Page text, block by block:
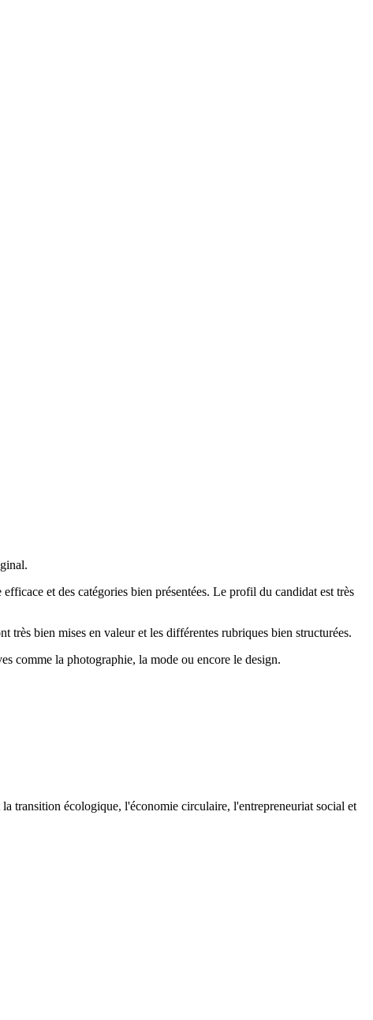
et des catégories bien présentées. Le profil du candidat est très
très bien mises en valeur et les différentes rubriques bien structurées.
comme la photographie, la mode ou encore le design.
transition écologique, l'économie circulaire, l'entrepreneuriat social et